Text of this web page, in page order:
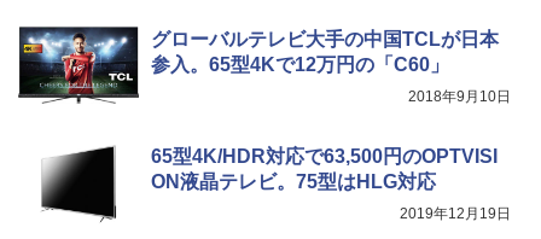
グローバルテレビ大手の中国TCLが日本
参入。65型4Kで12万円の「C60」
2018年9月10日
65型4K/HDR対応で63,500円のOPTVISI
ON液晶テレビ。75型はHLG対応
2019年12月19日